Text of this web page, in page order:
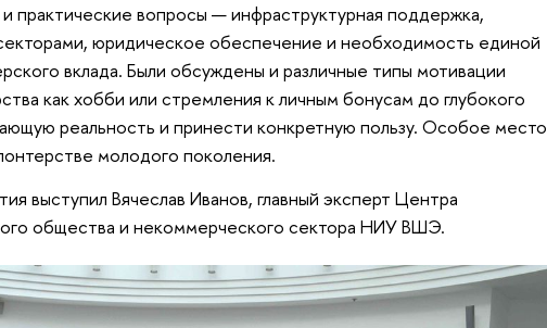
практические вопросы — инфраструктурная поддержка,
юридическое обеспечение и необходимость единой
вклада. Были обсуждены и различные типы мотивации
как хобби или стремления к личным бонусам до глубокого
реальность и принести конкретную пользу. Особое место
молодого поколения.
выступил Вячеслав Иванов, главный эксперт Центра
общества и некоммерческого сектора НИУ ВШЭ.